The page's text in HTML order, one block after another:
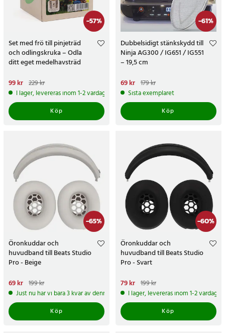
-57%
Set med frö till pinjeträd
och odlingskruka – Odla
ditt eget medelhavsträd
Nuvarande pris
pris:229 kr
99 kr 229 kr
I lager, levereras inom 1-2 vardagar
Köp
-61%
Dubbelsidigt stänkskydd till
Ninja AG300 / IG651 / IG551
– 19,5 cm
Nuvarande pris
pris:179 kr
69 kr 179 kr
Sista exemplaret
Köp
-65%
Öronkuddar och
huvudband till Beats Studio
Pro - Beige
Nuvarande pris
pris:199 kr
69 kr 199 kr
Just nu har vi bara 3 kvar av denna produkt
Köp
-60%
Öronkuddar och
huvudband till Beats Studio
Pro - Svart
Nuvarande pris
pris:199 kr
79 kr 199 kr
I lager, levereras inom 1-2 vardagar
Köp